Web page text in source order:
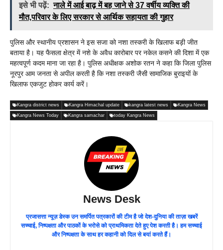
इसे भी पढ़ें: नाले में आई बाढ़ में बह जाने से 37 वर्षीय व्यक्ति की
मौत,परिवार के लिए सरकार से आर्थिक सहायता की गुहार
पुलिस और स्थानीय प्रशासन ने इस सजा को नशा तस्करी के खिलाफ बड़ी जीत
बताया है। यह फैसला क्षेत्र में नशे के अवैध कारोबार पर नकेल कसने की दिशा में एक
महत्वपूर्ण कदम माना जा रहा है। पुलिस अधीक्षक अशोक रतन ने कहा कि जिला पुलिस
नूरपुर आम जनता से अपील करती है कि नशा तस्करी जैसी सामाजिक बुराइयों के
खिलाफ एकजुट होकर कार्य करें।
Kangra district news Kangra Himachal update kangra latest news Kangra News
Kangra News Today Kangra samachar today Kangra News
News Desk
प्रजासत्ता न्यूज़ डेस्क उन समर्पित पत्रकारों की टीम है जो देश-दुनिया की ताज़ा खबरें
सच्चाई, निष्पक्षता और पाठकों के भरोसे को प्राथमिकता देते हुए पेश करती है। हम सच्चाई
और निष्पक्षता के साथ हर कहानी को दिल से बयां करते हैं।